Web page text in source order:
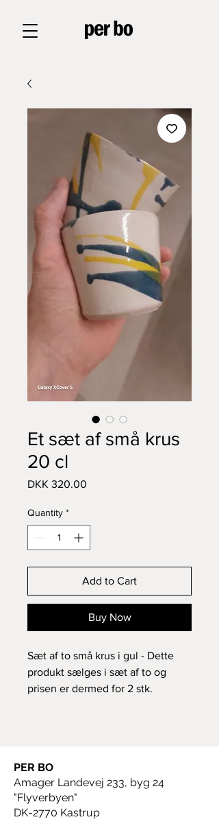
Et sæt af små krus
20 cl
DKK 320.00
Quantity *
Add to Cart
Buy Now
Sæt af to små krus i gul - Dette
produkt sælges i sæt af to og
prisen er dermed for 2 stk.
Tåler opvaskemaskine
og mikroovn.
PER BO
Amager Landevej 233, byg 24
"Flyverbyen"
DK-2770 Kastrup